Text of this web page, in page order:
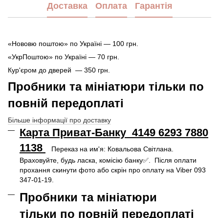
Доставка Оплата Гарантія
«Нововю поштою» по Україні — 100 грн.
«УкрПоштою» по Україні — 70 грн.
Кур'єром до дверей — 350 грн.
Пробники та мініатюри тільки по
повній передоплаті
Більше інформації про доставку
Карта Приват-Банку 4149 6293 7880
1138
Переказ на им'я: Ковальова Світлана.
Враховуйте, будь ласка, комісію банку✅. Після оплати
прохання скинути фото або скрін про оплату на Viber 093
347-01-19.
Пробники та мініатюри
тільки по повній передоплаті